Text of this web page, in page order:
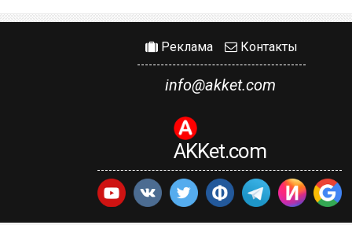
Реклама Контакты
info@akket.com
AKKet.com